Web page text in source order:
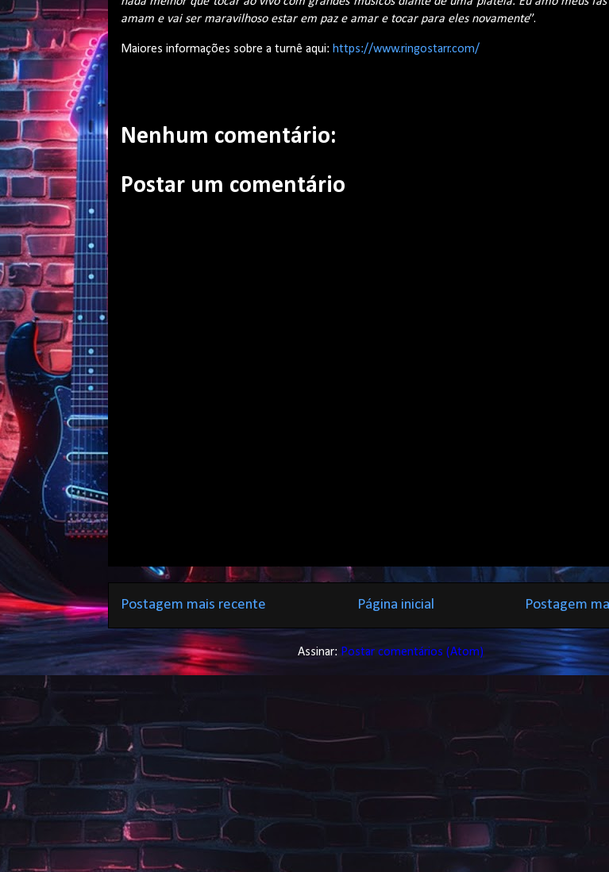
amam e vai ser maravilhoso estar em paz e amar e tocar para eles novamente”.
Maiores informações sobre a turnê aqui: https://www.ringostarr.com/
Nenhum comentário:
Postar um comentário
Postagem mais recente Postagem
Página inicial
Assinar: Postar comentários (Atom)